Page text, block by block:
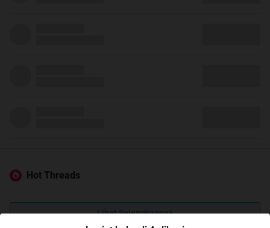
Hot Threads
Lihat Selengkapnya